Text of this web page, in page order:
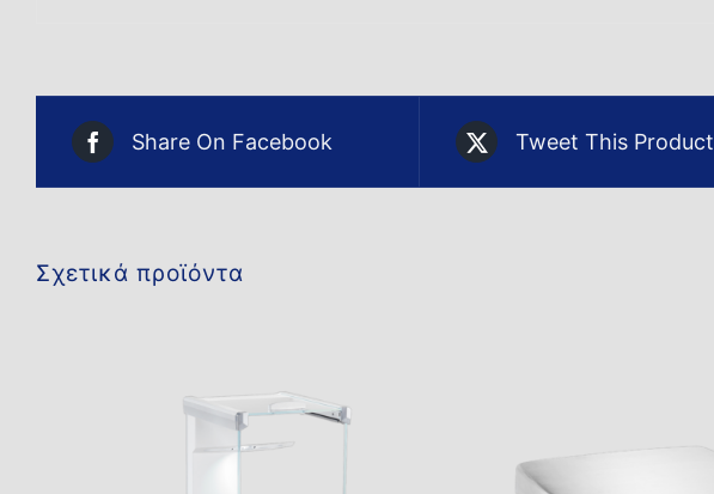
Share On Facebook Tweet This Product
Σχετικά προϊόντα